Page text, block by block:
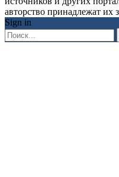
авторство принадлежат их
Sign in